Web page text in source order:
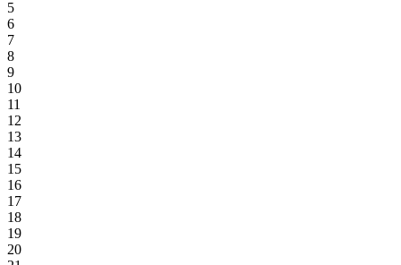
5
6
7
8
9
10
11
12
13
14
15
16
17
18
19
20